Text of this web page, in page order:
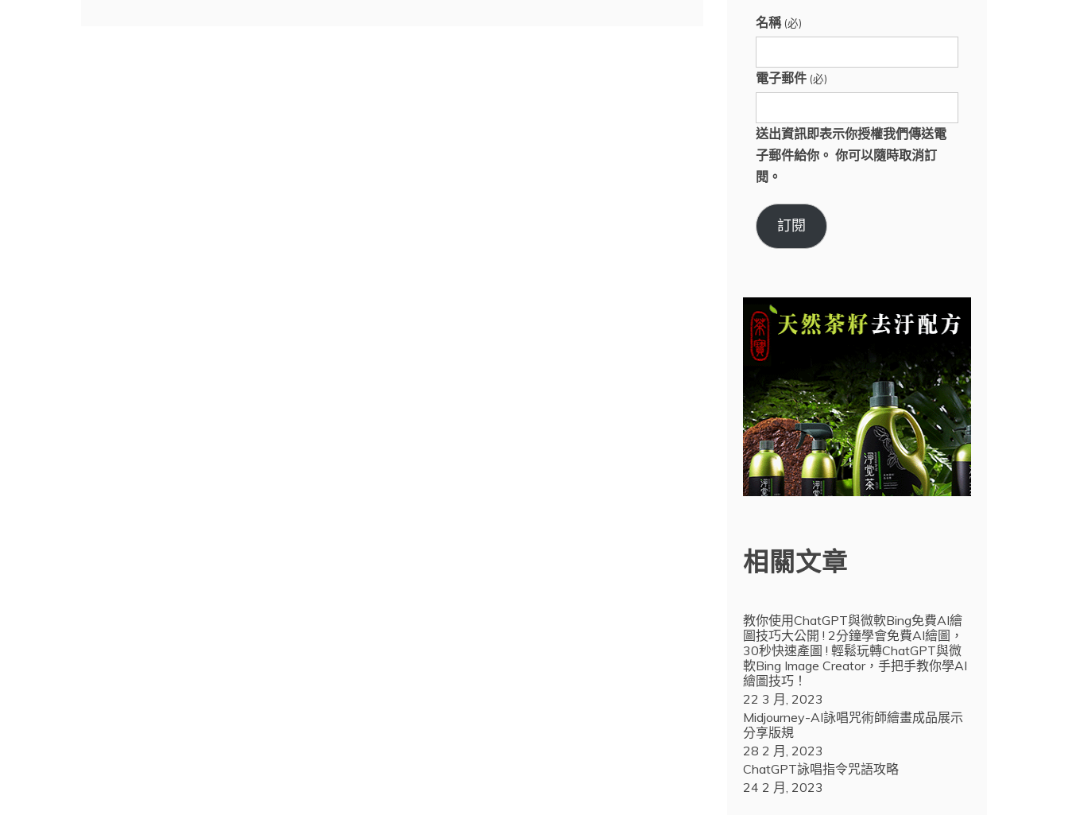
名稱 (必)
電子郵件 (必)
送出資訊即表示你授權我們傳送電
子郵件給你。 你可以隨時取消訂
閱。
訂閱
相關文章
教你使用ChatGPT與微軟Bing免費AI繪
圖技巧大公開 ! 2分鐘學會免費AI繪圖，
30秒快速產圖 ! 輕鬆玩轉ChatGPT與微
軟Bing Image Creator，手把手教你學AI
繪圖技巧！
22 3 月, 2023
Midjourney-AI詠唱咒術師繪畫成品展示
分享版規
28 2 月, 2023
ChatGPT詠唱指令咒語攻略
24 2 月, 2023